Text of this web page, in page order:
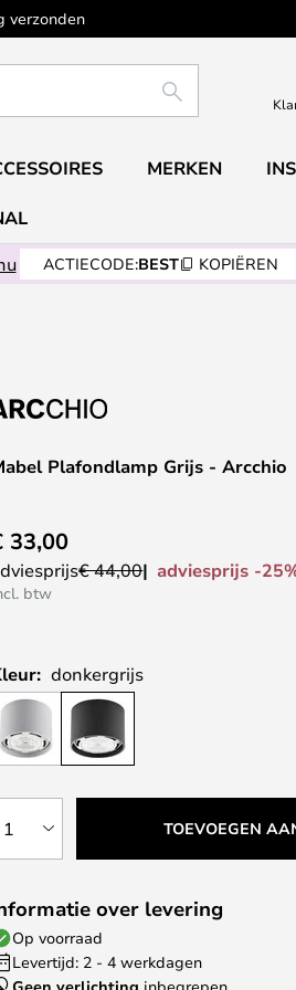
verzonden
ZOEKEN
MERKEN
ACTIECODE:BEST KOPIËREN
Plafondlamp Grijs - Arcchio
33,00
€ 44,00 adviesprijs -
btw
donkergrijs
1 TOEVOEGEN
over levering
Op voorraad
Levertijd: 2 - 4 werkdagen